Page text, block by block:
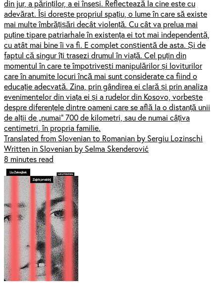
din jur, a părinților, a ei înseși. Reflectează la cine este cu
adevărat. Își dorește propriul spațiu, o lume în care să existe
mai multe îmbrățișări decât violență. Cu cât va prelua mai
puține tipare patriarhale în existența ei tot mai independentă,
cu atât mai bine îi va fi. E complet conștientă de asta. Și de
faptul că singur îți trasezi drumul în viață. Cel puțin din
momentul în care te împotrivești manipulărilor și loviturilor
care în anumite locuri încă mai sunt considerate ca fiind o
educație adecvată. Zina, prin gândirea ei clară și prin analiza
evenimentelor din viața ei și a rudelor din Kosovo, vorbește
despre diferențele dintre oameni care se află la o distanță unii
de alții de „numai” 700 de kilometri, sau de numai câțiva
centimetri, în propria familie.
Translated from Slovenian to Romanian by Sergiu Lozinschi
Written in Slovenian by Selma Skenderović
8 minutes read